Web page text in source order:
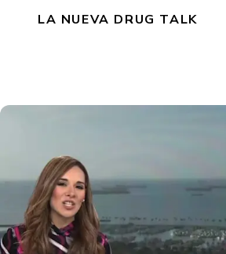
LA NUEVA DRUG TALK